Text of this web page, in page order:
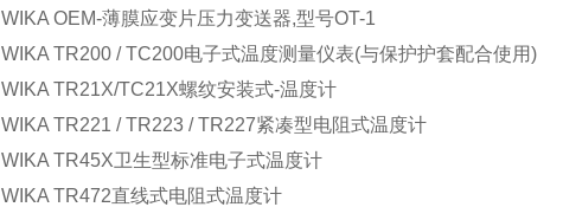
WIKA OEM-薄膜应变片压力变送器,型号OT-1
WIKA TR200 / TC200电子式温度测量仪表(与保护护套配合使用)
WIKA TR21X/TC21X螺纹安装式-温度计
WIKA TR221 / TR223 / TR227紧凑型电阻式温度计
WIKA TR45X卫生型标准电子式温度计
WIKA TR472直线式电阻式温度计